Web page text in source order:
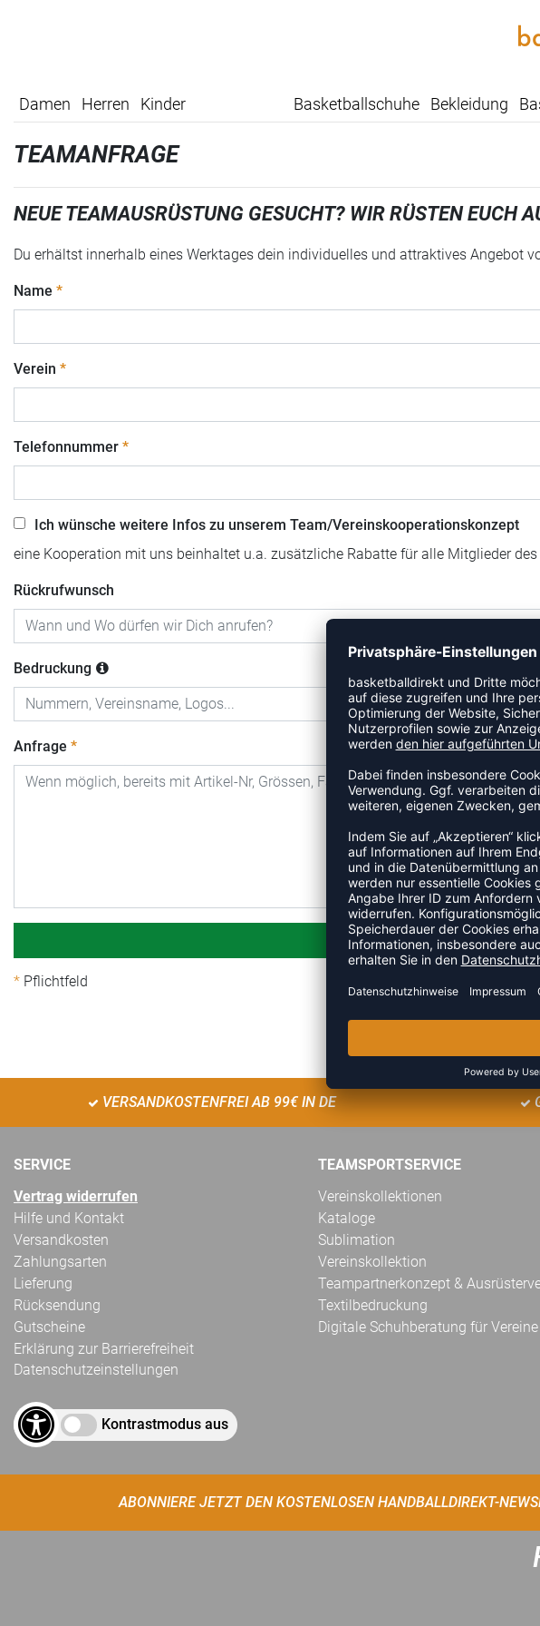
Damen Herren Kinder Basketballschuhe Bekleidung
TEAMANFRAGE
NEUE TEAMAUSRÜSTUNG GESUCHT? WIR RÜSTEN EUCH
Du erhältst innerhalb eines Werktages dein individuelles und attraktives Angebot
Name
Verein
Telefonnummer
Ich wünsche weitere Infos zu unserem Team/Vereinskooperationskonzept
eine Kooperation mit uns beinhaltet u.a. zusätzliche Rabatte für alle Mitglieder
Rückrufwunsch
Bedruckung
Anfrage
Pflichtfeld
VERSANDKOSTENFREI AB 99€ IN DE
SERVICE
Vertrag widerrufen
Hilfe und Kontakt
Versandkosten
Zahlungsarten
Lieferung
Rücksendung
Gutscheine
Erklärung zur Barrierefreiheit
Datenschutzeinstellungen
Kontrastmodus aus
TEAMSPORTSERVICE
Vereinskollektionen
Kataloge
Sublimation
Vereinskollektion
Teampartnerkonzept &
Textilbedruckung
Digitale Schuhberatung für Vereine
ABONNIERE JETZT DEN KOSTENLOSEN HANDBALLDIREKT-